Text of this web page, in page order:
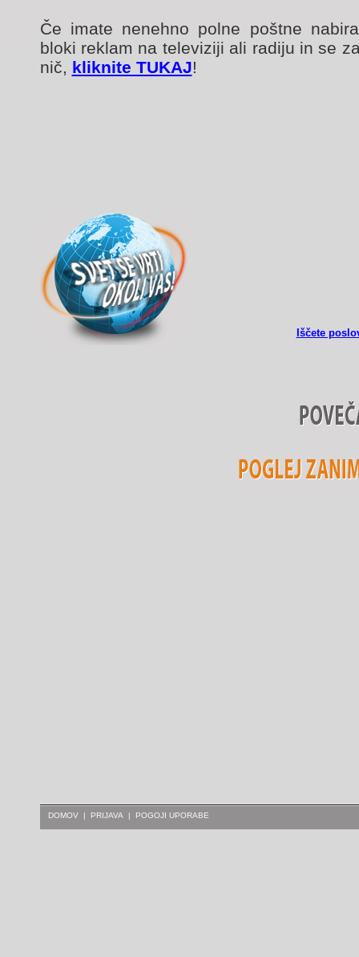
Če imate nenehno polne poštne
bloki reklam na televiziji ali radiju in se
nič, kliknite TUKAJ!
Iščete
DOMOV | PRIJAVA | POGOJI UPORABE